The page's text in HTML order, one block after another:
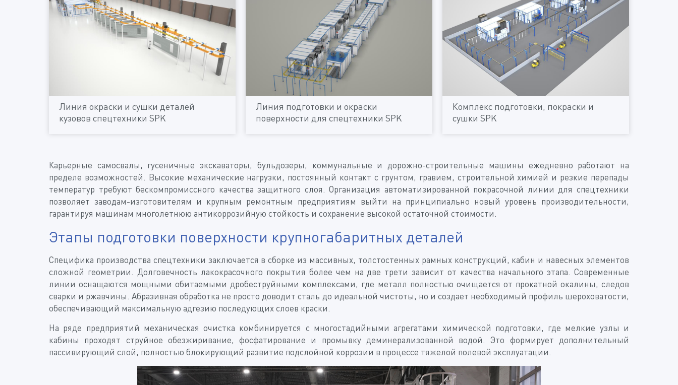
Линия окраски и сушки деталей
кузовов спецтехники SPK
Линия подготовки и окраски
поверхности для спецтехники SPK
Комплекс подготовки, покраски и
сушки SPK
Карьерные самосвалы, гусеничные экскаваторы, бульдозеры, коммунальные и дорожно-строительные машины ежедневно работают на
пределе возможностей. Высокие механические нагрузки, постоянный контакт с грунтом, гравием, строительной химией и резкие перепады
температур требуют бескомпромиссного качества защитного слоя. Организация автоматизированной покрасочной линии для спецтехники
позволяет заводам-изготовителям и крупным ремонтным предприятиям выйти на принципиально новый уровень производительности,
гарантируя машинам многолетнюю антикоррозийную стойкость и сохранение высокой остаточной стоимости.
Этапы подготовки поверхности крупногабаритных деталей
Специфика производства спецтехники заключается в сборке из массивных, толстостенных рамных конструкций, кабин и навесных элементов
сложной геометрии. Долговечность лакокрасочного покрытия более чем на две трети зависит от качества начального этапа. Современные
линии оснащаются мощными обитаемыми дробеструйными комплексами, где металл полностью очищается от прокатной окалины, следов
сварки и ржавчины. Абразивная обработка не просто доводит сталь до идеальной чистоты, но и создает необходимый профиль шероховатости,
обеспечивающий максимальную адгезию последующих слоев краски.
На ряде предприятий механическая очистка комбинируется с многостадийными агрегатами химической подготовки, где мелкие узлы и
кабины проходят струйное обезжиривание, фосфатирование и промывку деминерализованной водой. Это формирует дополнительный
пассивирующий слой, полностью блокирующий развитие подслойной коррозии в процессе тяжелой полевой эксплуатации.